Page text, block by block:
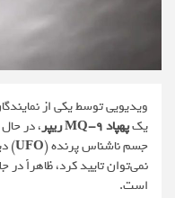
ویدیویی توسط یکی از
یکپهپاد MQ-9 ریپر
، در
جسم ناشناس پرنده (UFO
)
نمی‌توان تایید کرد، ظاهراً
است.